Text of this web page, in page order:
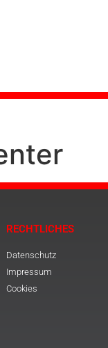
RECHTLICHES
Datenschutz
Impressum
Cookies